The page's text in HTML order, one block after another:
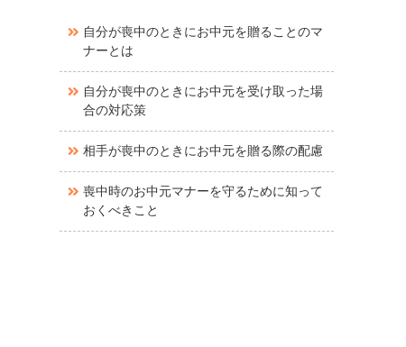
自分が喪中のときにお中元を贈ることのマ
ナーとは
自分が喪中のときにお中元を受け取った場
合の対応策
相手が喪中のときにお中元を贈る際の配慮
喪中時のお中元マナーを守るために知って
おくべきこと